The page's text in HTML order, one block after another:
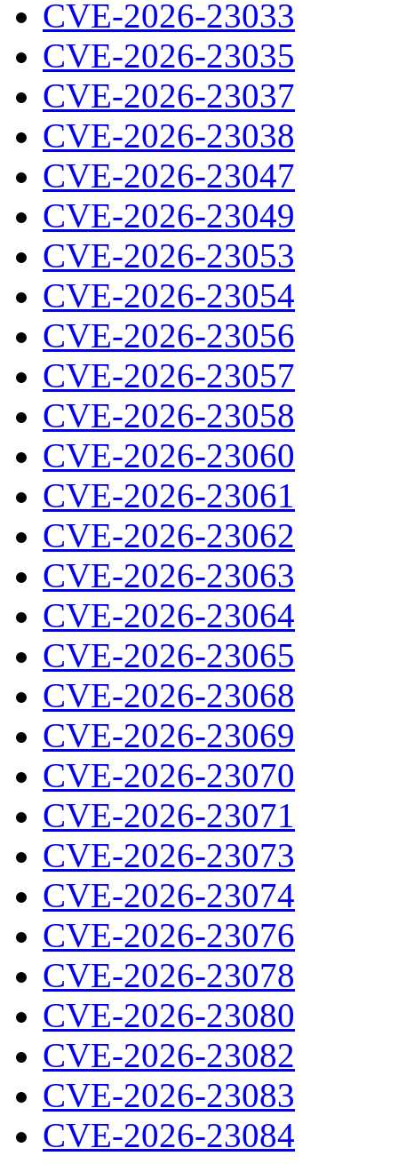
CVE-2026-23033
CVE-2026-23035
CVE-2026-23037
CVE-2026-23038
CVE-2026-23047
CVE-2026-23049
CVE-2026-23053
CVE-2026-23054
CVE-2026-23056
CVE-2026-23057
CVE-2026-23058
CVE-2026-23060
CVE-2026-23061
CVE-2026-23062
CVE-2026-23063
CVE-2026-23064
CVE-2026-23065
CVE-2026-23068
CVE-2026-23069
CVE-2026-23070
CVE-2026-23071
CVE-2026-23073
CVE-2026-23074
CVE-2026-23076
CVE-2026-23078
CVE-2026-23080
CVE-2026-23082
CVE-2026-23083
CVE-2026-23084